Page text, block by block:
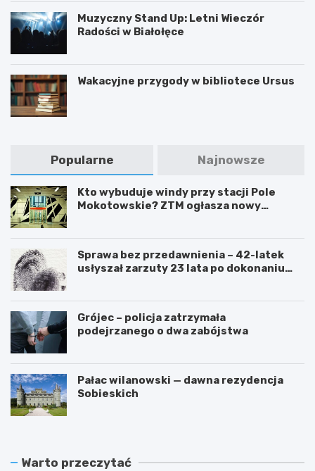
Muzyczny Stand Up: Letni Wieczór
Radości w Białołęce
Wakacyjne przygody w bibliotece Ursus
Popularne Najnowsze
Kto wybuduje windy przy stacji Pole
Mokotowskie? ZTM ogłasza nowy
Sprawa bez przedawnienia – 42-latek
usłyszał zarzuty 23 lata po dokonaniu
Grójec – policja zatrzymała
podejrzanego o dwa zabójstwa
Pałac wilanowski — dawna rezydencja
Sobieskich
Warto przeczytać